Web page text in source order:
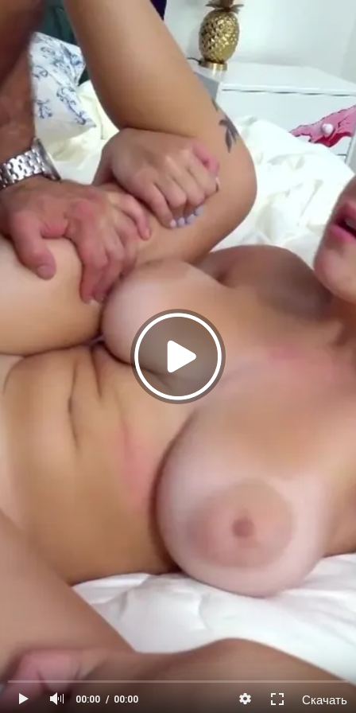
00:00 00:00 Скачать